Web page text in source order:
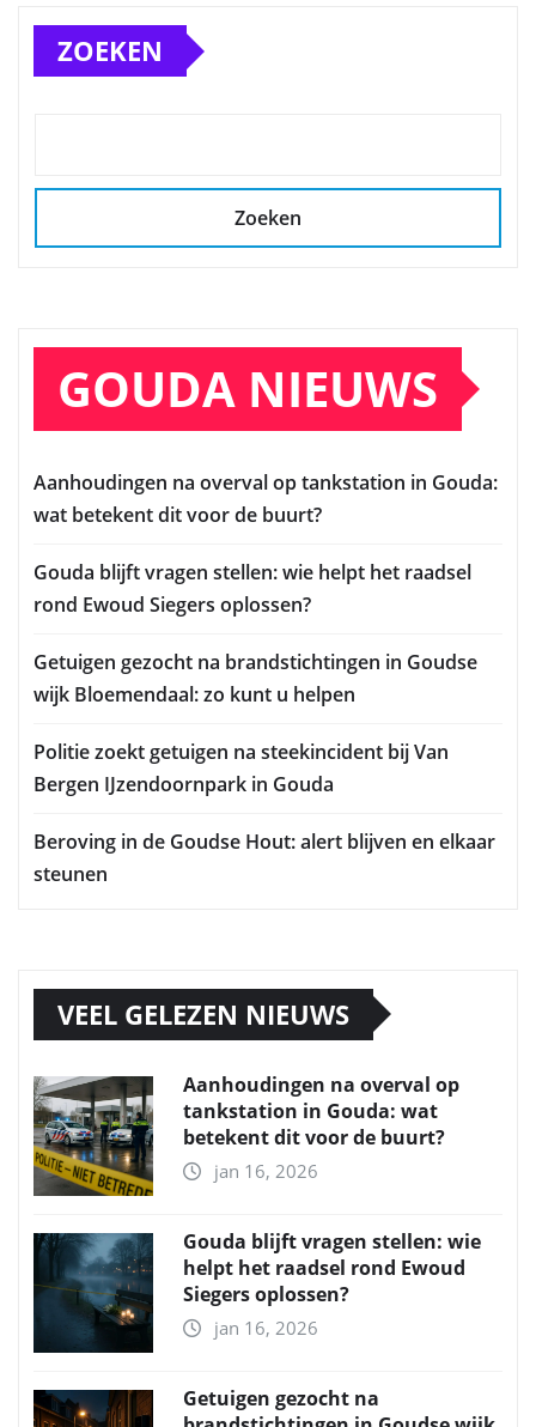
ZOEKEN
Zoeken
GOUDA NIEUWS
Aanhoudingen na overval op tankstation in Gouda:
wat betekent dit voor de buurt?
Gouda blijft vragen stellen: wie helpt het raadsel
rond Ewoud Siegers oplossen?
Getuigen gezocht na brandstichtingen in Goudse
wijk Bloemendaal: zo kunt u helpen
Politie zoekt getuigen na steekincident bij Van
Bergen IJzendoornpark in Gouda
Beroving in de Goudse Hout: alert blijven en elkaar
steunen
VEEL GELEZEN NIEUWS
Aanhoudingen na overval op
tankstation in Gouda: wat
betekent dit voor de buurt?
jan 16, 2026
Gouda blijft vragen stellen: wie
helpt het raadsel rond Ewoud
Siegers oplossen?
jan 16, 2026
Getuigen gezocht na